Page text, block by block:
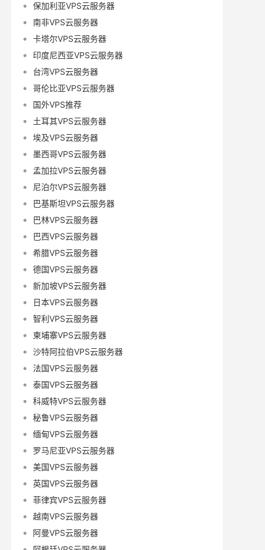
保加利亚VPS云服务器
南非VPS云服务器
卡塔尔VPS云服务器
印度尼西亚VPS云服务器
台湾VPS云服务器
哥伦比亚VPS云服务器
国外VPS推荐
土耳其VPS云服务器
埃及VPS云服务器
墨西哥VPS云服务器
孟加拉VPS云服务器
尼泊尔VPS云服务器
巴基斯坦VPS云服务器
巴林VPS云服务器
巴西VPS云服务器
希腊VPS云服务器
德国VPS云服务器
新加坡VPS云服务器
日本VPS云服务器
智利VPS云服务器
柬埔寨VPS云服务器
沙特阿拉伯VPS云服务器
法国VPS云服务器
泰国VPS云服务器
科威特VPS云服务器
秘鲁VPS云服务器
缅甸VPS云服务器
罗马尼亚VPS云服务器
美国VPS云服务器
英国VPS云服务器
菲律宾VPS云服务器
越南VPS云服务器
阿曼VPS云服务器